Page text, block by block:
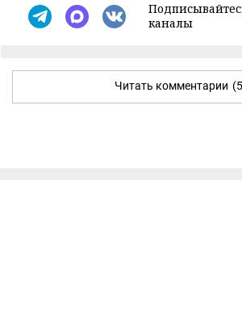
каналы
Читать комментарии